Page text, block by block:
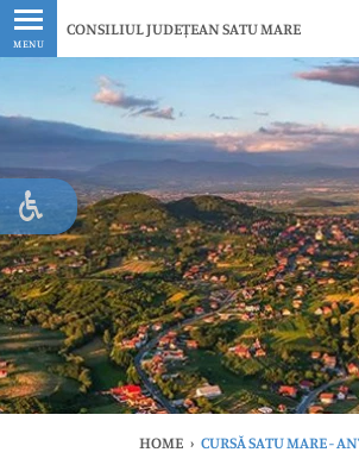
MENU
CONSILIUL JUDEȚEAN SATU MARE
HOME › CURSĂ SATU MARE -